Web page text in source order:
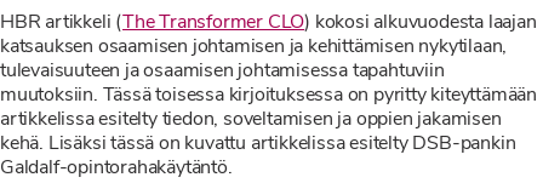
HBR artikkeli ( The Transformer CLO) kokosi alkuvuodesta laajan
katsauksen osaamisen johtamisen ja kehittämisen nykytilaan,
tulevaisuuteen ja osaamisen johtamisessa tapahtuviin
muutoksiin. Tässä toisessa kirjoituksessa on pyritty kiteyttämään
artikkelissa esitelty tiedon, soveltamisen ja oppien jakamisen
kehä. Lisäksi tässä on kuvattu artikkelissa esitelty DSB-pankin
Galdalf-opintorahakäytäntö.